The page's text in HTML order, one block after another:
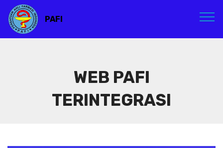
PAFI
WEB PAFI
TERINTEGRASI